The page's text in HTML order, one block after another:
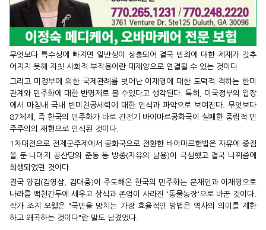
무엇보다 특수성에 빠지면 일반성이 상충되어 결국 범죄에 대한 제재가 갖추
어지지 못해 자칫 사회적 부작용이란 대재앙으로 연결될 수 있는 것이다.
그리고 미정부에 의한 국제관례를 벗어난 이재명에 대한 도덕적 격하는 한미
관계와 민주화에 대한 반명제로 볼 수있다고 생각된다. 특히, 미국정부의 입장
에서 마침내 국내 반미친공세력에 대한 인식과 파악으로 보여진다. 무엇보다
87체제, 즉 한국의 민주화가 바로 간전기 바이마르공화국이 실패한 중립적 민
주주의의 재현으로 인식된 것이다.
1차대전으로 전제군주제에서 공화국으로 전환한 바이마르헌법은 자유에 중점
을 둔 나머지 공산당의 준동 등 방종(자유의 남용)이 극심했고 결국 나찌즘에
희생되었던 것이다.
결국 양김(김영삼, 김대중)이 주도해온 한국의 민주화는 문재인과 이재명으로
나라를 백천간두에 세우고 상식과 존엄이 사라진 '동물농장'으로 바꾼 것이다.
작가 조지 오웰은 "국민을 망치는 가장 효율적인 방법은 역사의 의미를 제한
하고 왜곡하는 것이다"란 말도 남겼었다.